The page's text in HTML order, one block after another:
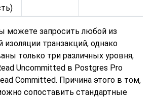
можете запросить любой из
изоляции транзакций, однако
только три различных уровня,
Uncommitted в Postgres Pro
Committed. Причина этого в том,
сопоставить стандартные